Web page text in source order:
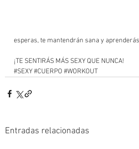
esperas, te mantendrán sana y
¡TE SENTIRÁS MÁS SEXY QUE NUNCA!
#SEXY#CUERPO #WORKOUT
Entradas relacionadas